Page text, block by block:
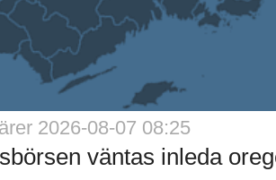
2026-08-07 08:25
väntas inleda